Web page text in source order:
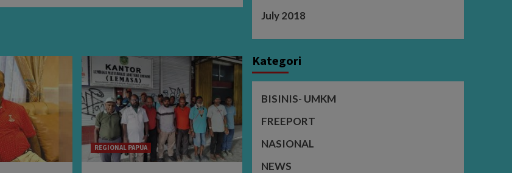
REGIONAL PAPUA
July 2018
Kategori
BISINIS- UMKM
FREEPORT
NASIONAL
NEWS